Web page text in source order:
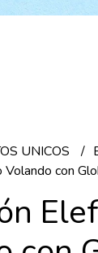
UNICOS
con